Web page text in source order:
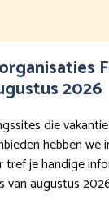
2026
die
hebben we
tref je handige
augustus